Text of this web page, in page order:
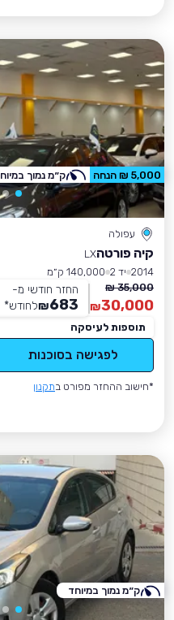
עפולה
קיה פורטהLX
2014 יד 2
140,000 ק״מ
35,000 ₪
30,000
₪
החזר חודשי מ-
683
₪לחודש*
תוספות לעיסקה
לפגישה בסוכנות
*חישוב ההחזר מפורט בתקנון
5,000 ₪ הנחה ק״מ נמוך
ק״מ נמוך במיוחד